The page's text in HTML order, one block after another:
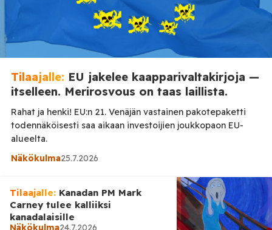
Tilaajalle: EU jakelee kaapparivaltakirjoja —
itselleen. Merirosvous on taas laillista.
Rahat ja henki! EU:n 21. Venäjän vastainen pakotepaketti
todennäköisesti saa aikaan investoijien joukkopaon EU-
alueelta.
Näkökulma25.7.2026
Tilaajalle: Kanadan PM Mark
Carney tulee kalliiksi
kanadalaisille
Näkökulma24.7.2026